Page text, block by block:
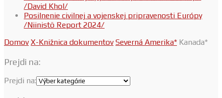
/David Khol/
Posilnenie civilnej a vojenskej pripravenosti Európy
/Niinistö Report 2024/
Domov X-Knižnica dokumentov Severná Amerika* Kanada*
Prejdi na:
Prejdi na: